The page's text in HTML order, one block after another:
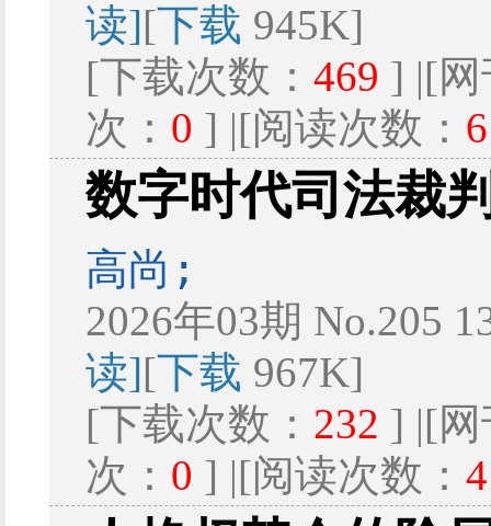
读][下载 945K]
[下载次数： 469 ] |[
次： 0 ] |[阅读次数： 6
数字时代司法裁
高尚;
2026年03期 No.205
读][下载 967K]
[下载次数： 232 ] |[
次： 0 ] |[阅读次数： 4